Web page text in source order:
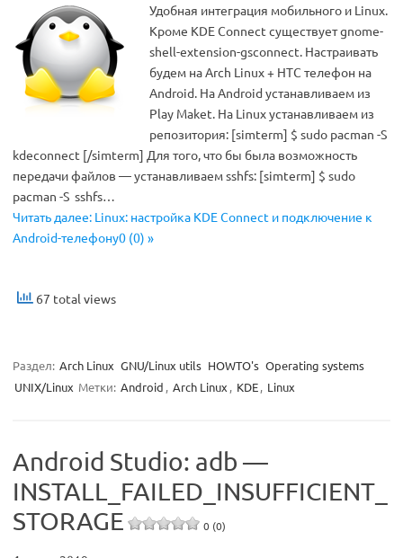
Удобная интеграция мобильного и Linux.
Кроме KDE Connect существует gnome-
shell-extension-gsconnect. Настраивать
будем на Arch Linux + HTC телефон на
Android. На Android устанавливаем из
Play Maket. На Linux устанавливаем из
репозитория: [simterm] $ sudo pacman -S
kdeconnect [/simterm] Для того, что бы была возможность
передачи файлов — устанавливаем sshfs: [simterm] $ sudo
pacman -S sshfs…
Читать далее: Linux: настройка KDE Connect и подключение к
Android-телефону0 (0) »
67 total views
Раздел: Arch Linux GNU/Linux utils HOWTO's Operating systems
UNIX/Linux Метки: Android , Arch Linux , KDE, Linux
Android Studio: adb —
INSTALL_FAILED_INSUFFICIENT_
STORAGE
0 (0)